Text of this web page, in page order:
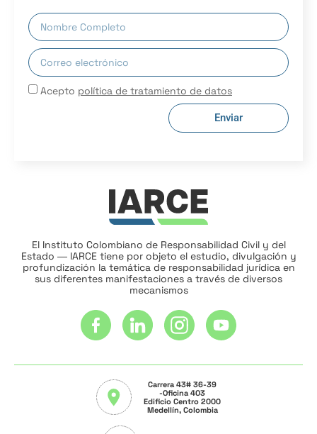
Acepto política de tratamiento de datos
Enviar
El Instituto Colombiano de Responsabilidad Civil y del
Estado ― IARCE tiene por objeto el estudio, divulgación y
profundización la temática de responsabilidad jurídica en
sus diferentes manifestaciones a través de diversos
mecanismos
Carrera 43# 36-39
-Oficina 403
Edificio Centro 2000
Medellín, Colombia